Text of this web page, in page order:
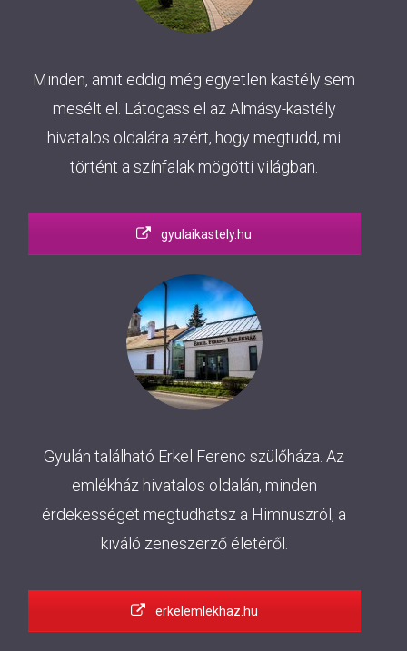
Minden, amit eddig még egyetlen kastély sem
mesélt el. Látogass el az Almásy-kastély
hivatalos oldalára azért, hogy megtudd, mi
történt a színfalak mögötti világban.
gyulaikastely.hu
Gyulán található Erkel Ferenc szülőháza. Az
emlékház hivatalos oldalán, minden
érdekességet megtudhatsz a Himnuszról, a
kiváló zeneszerző életéről.
erkelemlekhaz.hu